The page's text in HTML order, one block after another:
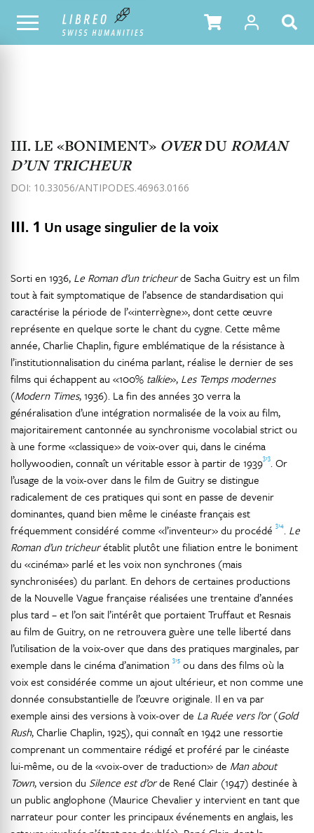
NOTRE CATALOGUE TABLE DES MATIÈRES
III. LE «BONIMENT» OVERDU ROMAN
D’UN TRICHEUR
DOI: 10.33056/ANTIPODES.46963.0166
III. 1 Un usage singulier de la voix
Sorti en 1936, Le Roman d’un tricheurde Sacha Guitry est un film
tout à fait symptomatique de l’absence de standardisation qui
caractérise la période de l’«interrègne», dont cette œuvre
représente en quelque sorte le chant du cygne. Cette même
année, Charlie Chaplin, figure emblématique de la résistance à
l’institutionnalisation du cinéma parlant, réalise le dernier de ses
films qui échappent au «100% talkie», Les Temps modernes
(Modern Times, 1936). La fin des années 30 verra la
généralisation d’une intégration normalisée de la voix au film,
majoritairement cantonnée au synchronisme vocolabial strict ou
à une forme «classique» de voix-over qui, dans le cinéma
hollywoodien, connaît un véritable essor à partir de 1939313. Or
l’usage de la voix-over dans le film de Guitry se distingue
radicalement de ces pratiques qui sont en passe de devenir
dominantes, quand bien même le cinéaste français est
fréquemment considéré comme «l’inventeur» du procédé 314. Le
Roman d’un tricheurétablit plutôt une filiation entre le boniment
du «cinéma» parlé et les voix non synchrones (mais
synchronisées) du parlant. En dehors de certaines productions
de la Nouvelle Vague française réalisées une trentaine d’années
plus tard – et l’on sait l’intérêt que portaient Truffaut et Resnais
au film de Guitry, on ne retrouvera guère une telle liberté dans
l’utilisation de la voix-over que dans des pratiques marginales, par
exemple dans le cinéma d’animation 315 ou dans des films où la
voix est considérée comme un ajout ultérieur, et non comme une
donnée consubstantielle de l’œuvre originale. Il en va par
exemple ainsi des versions à voix-over de La Ruée vers l’or(Gold
Rush, Charlie Chaplin, 1925), qui connaît en 1942 une ressortie
comprenant un commentaire rédigé et proféré par le cinéaste
lui-même, ou de la «voix-over de traduction» de Man about
Town, version du Silence est d’orde René Clair (1947) destinée à
un public anglophone (Maurice Chevalier y intervient en tant que
narrateur pour conter les principaux événements en anglais, les